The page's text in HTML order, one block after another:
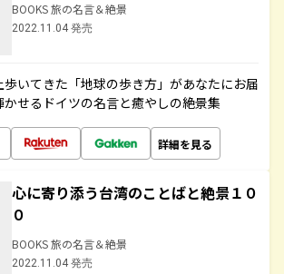
BOOKS 旅の名言＆絶景
2022.11.04 発売
いてきた「地球の歩き方」があなたにお届
かせるドイツの名言と癒やしの絶景集
詳細を見る
心に寄り添う台湾のことばと絶景１０
０
BOOKS 旅の名言＆絶景
2022.11.04 発売